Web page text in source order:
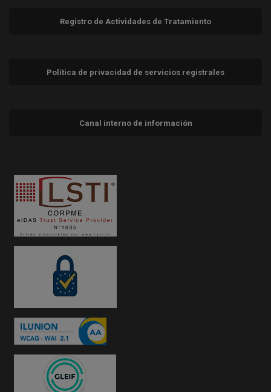
Registro de Actividades de Tratamiento
Política de privacidad de servicios registrales
Canal interno de información